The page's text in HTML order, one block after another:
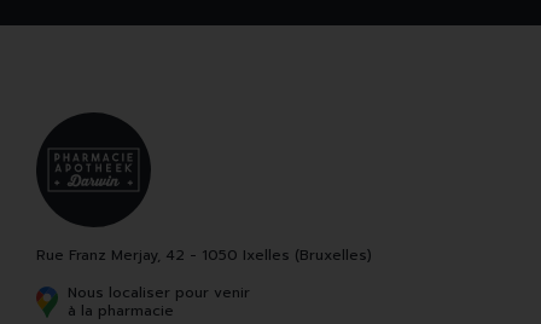
Rue Franz Merjay, 42 - 1050 Ixelles (Bruxelles)
Nous localiser pour venir
à la pharmacie